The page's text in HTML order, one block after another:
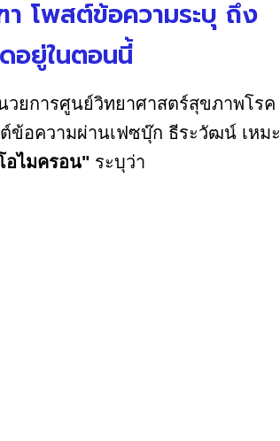
โพสต์ข้อความระบุ ถึง
อยู่ในตอนนี้
ยการศูนย์วิทยาศาสตร์สุขภาพโรค
อความผ่านเฟซบุ๊ก ธีระวัฒน์ เหมะ
อไมครอน" ระบุว่า